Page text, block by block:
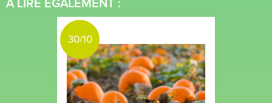
À LIRE ÉGALEMENT :
30/10